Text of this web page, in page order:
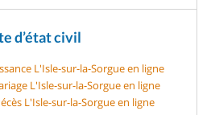
d’état civil
L'Isle-sur-la-Sorgue en ligne
L'Isle-sur-la-Sorgue en ligne
L'Isle-sur-la-Sorgue en ligne